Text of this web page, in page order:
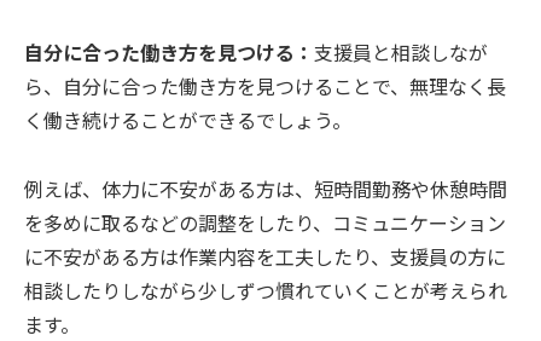
自分に合った働き方を見つける： 支援員と相談しなが
ら、自分に合った働き方を見つけることで、無理なく長
く働き続けることができるでしょう。
例えば、体力に不安がある方は、短時間勤務や休憩時間
を多めに取るなどの調整をしたり、コミュニケーション
に不安がある方は作業内容を工夫したり、支援員の方に
相談したりしながら少しずつ慣れていくことが考えられ
ます。